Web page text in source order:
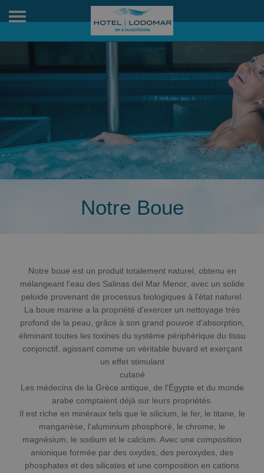
Toggle
Notre Boue
Notre boue est un produit totalement naturel, obtenu en
mélangeant l'eau des Salinas del Mar Menor, avec un solide
peloide provenant de processus biologiques à l'état naturel.
La boue marine a la propriété d'exercer un nettoyage très
profond de la peau, grâce à son grand pouvoir d'absorption,
éliminant toutes les toxines du système périphérique du tissu
conjonctif, agissant comme un véritable buvard et exerçant
un effet stimulant
cutané
Les médecins de la Grèce antique, de l'Égypte et du monde
arabe comptaient déjà sur leurs propriétés.
Il est riche en minéraux tels que le silicium, le fer, le titane, le
manganèse, l'aluminium phosphoré, le chrome, le
magnésium, le sodium et le calcium. Avec une composition
anionique formée par des oxydes, des peroxydes, des
phosphates et des silicates et une composition en cations